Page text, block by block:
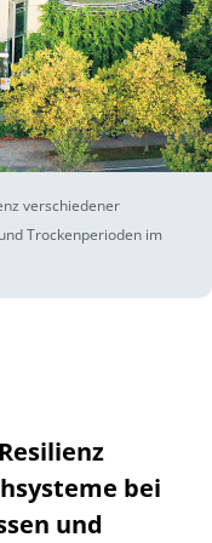
verschiedener
Trockenperioden im
bei
und